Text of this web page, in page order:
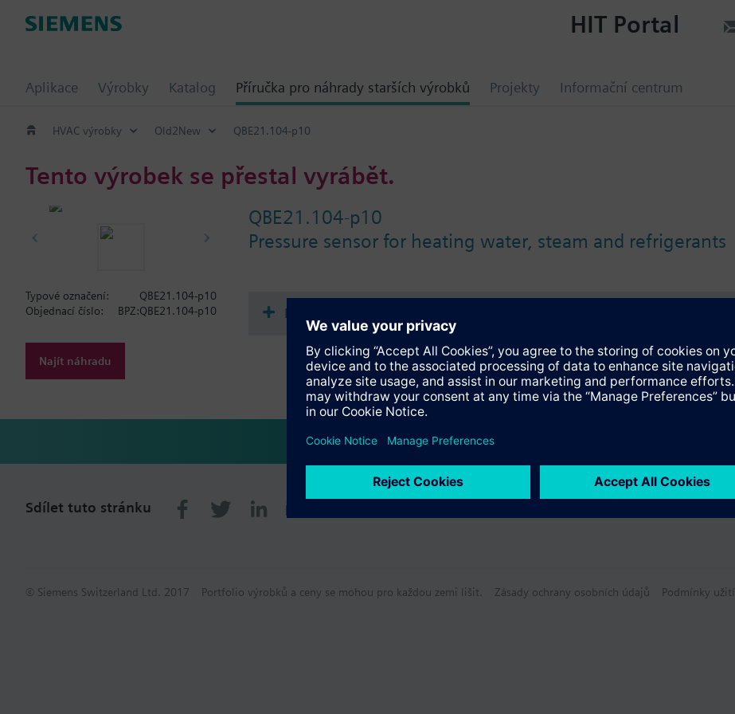
Aplikace Výrobky Katalog Příručka pro náhrady starších výrobků Projekty Informační centrum
HIT Portal
HVAC výrobky Old2New QBE21.104-p10
Tento výrobek se přestal vyrábět.
QBE21.104-p10
Pressure sensor for heating water, steam and refrigerants
Typové označení:
QBE21.104-p10
Objednací číslo:
BPZ:QBE21.104-p10
Najít náhradu
Dokumentace
Sdílet tuto stránku
© Siemens Switzerland Ltd. 2017 Portfolio výrobků a ceny se mohou pro každou zemi lišit. Zásady ochrany osobních údajů Podmínky užití